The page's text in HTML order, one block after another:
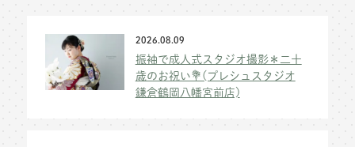
2026.08.09
振袖で成人式スタジオ撮影＊二十
歳のお祝い💐(プレシュスタジオ
鎌倉鶴岡八幡宮前店)